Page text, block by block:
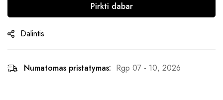
Pirkti dabar
Dalintis
Numatomas pristatymas: Rgp 07 - 10, 2026